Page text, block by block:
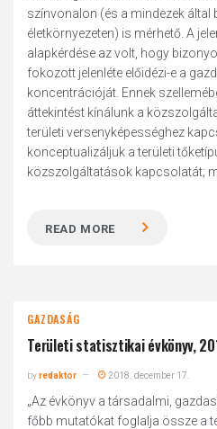
színvonalon (és a mindezek
életkörnyezeten) is mérhető. A
alapkérdése az volt, hogy
fokozott jelenléte előidézi-e a
koncentrációját. Ennek
áttekintést kínálunk a
területi versenyképességhez
konceptualizáljuk a területi
közszolgáltatások kapcsolatát;
READ MORE
GAZDASÁG
Területi statisztikai évkönyv,
byredaktor 2018. december 17.
„Az évkönyv a társadalmi,
főbb mutatókat foglalja össze a